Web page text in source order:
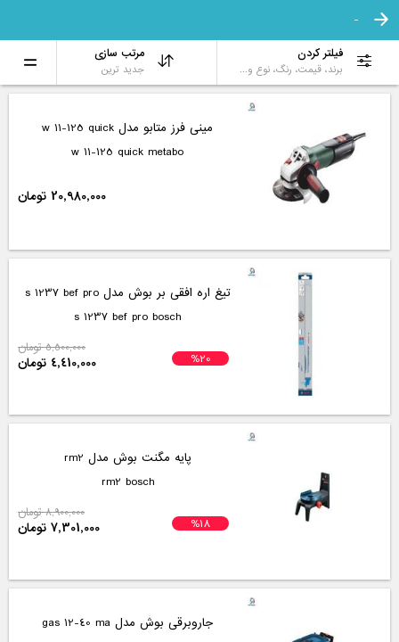
-
فیلتر کردن
برند، قیمت، رنگ، نوع و...
مرتب سازی
جدید ترین
مینی فرز متابو مدل w 11-125 quick
w 11-125 quick metabo
20,980,000 تومان
تیغ اره افقی بر بوش مدل s 1237 bef pro
s 1237 bef pro bosch
%20
5,500,000 تومان
4,410,000 تومان
پایه مگنت بوش مدل rm2
rm2 bosch
%18
8,900,000 تومان
7,301,000 تومان
جاروبرقی بوش مدل gas 12-40 ma